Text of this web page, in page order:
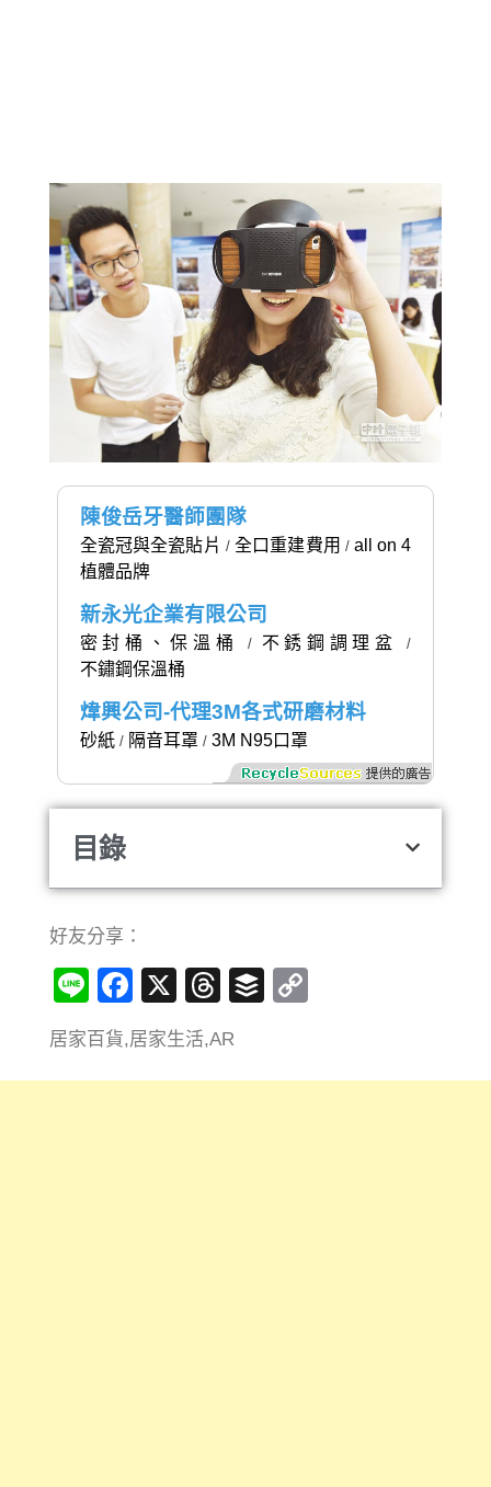
陳俊岳牙醫師團隊
全瓷冠與全瓷貼片 /全口重建費用 /all on 4
植體品牌
新永光企業有限公司
密封桶、保溫桶 / 不銹鋼調理盆 /
不鏽鋼保溫桶
煒興公司-代理3M各式研磨材料
砂紙/ 隔音耳罩/ 3M N95口罩
目錄
好友分享：
LineFacebook
X Threads
Buffer
居家百貨,居家生活,AR